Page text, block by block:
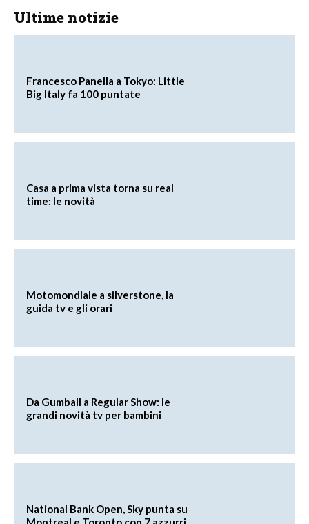
Ultime notizie
Francesco Panella a Tokyo: Little
Big Italy fa 100 puntate
Casa a prima vista torna su real
time: le novità
Motomondiale a silverstone, la
guida tv e gli orari
Da Gumball a Regular Show: le
grandi novità tv per bambini
National Bank Open, Sky punta su